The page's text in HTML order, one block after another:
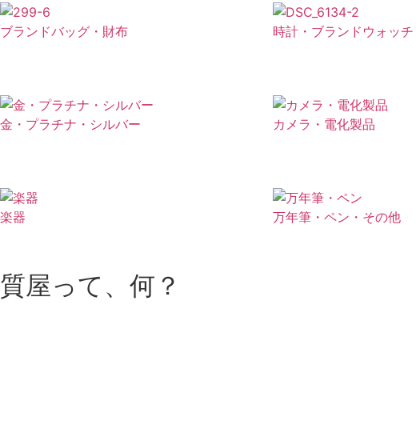
ブランドバッグ・財布 時計・ブランドウォッチ
金・プラチナ・シルバー カメラ・電化製品
楽器 万年筆・ペン・その他
質屋って、何？